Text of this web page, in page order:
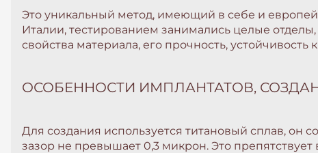
Это уникальный метод, имеющий в себе и
Италии, тестированием занимались целые
свойства материала, его прочность,
ОСОБЕННОСТИ ИМПЛАНТАТОВ,
Для создания используется титановый сплав, он
зазор не превышает 0,3 микрон. Это